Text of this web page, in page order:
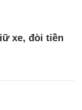
xe, đòi tiền